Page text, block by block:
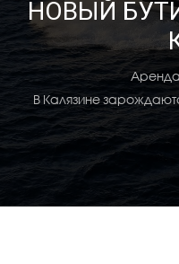
НОВЫЙ
Аренда
В Калязине